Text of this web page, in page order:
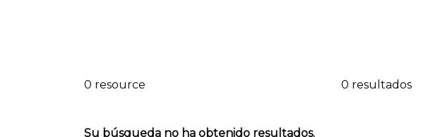
0 resource 0 resultados
Su búsqueda no ha obtenido resultados.